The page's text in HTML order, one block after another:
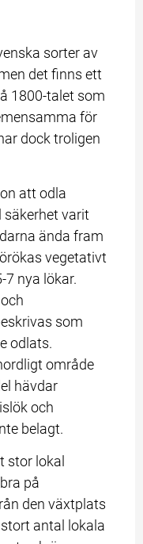
sorter av
det finns ett
1800-talet som
för
dock troligen
att odla
säkerhet varit
ända fram
vegetativt
7 nya lökar.
som
odlats.
område
hävdar
och
belagt.
stor lokal
på
den växtplats
antal lokala